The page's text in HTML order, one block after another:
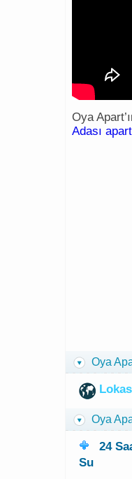
Oya
Adası
Oya
Oya
24
Su